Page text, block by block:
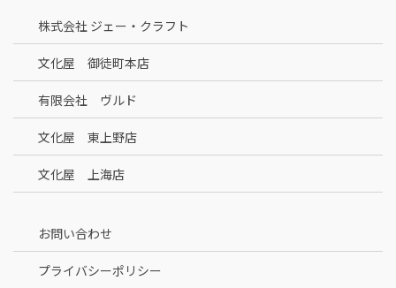
株式会社 ジェー・クラフト
文化屋 御徒町本店
有限会社 ヴルド
文化屋 東上野店
文化屋 上海店
お問い合わせ
プライバシーポリシー